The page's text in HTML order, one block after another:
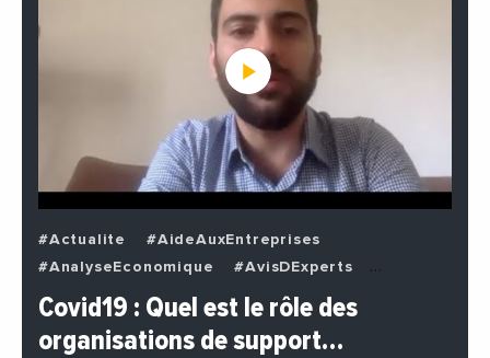
#Actualite
#AideAuxEntreprises
#AnalyseEconomique
#AvisDExperts
#BuzzNews
#Decideurs
#EchangesMediterraneens
#Economie
#EnDirectDe
#Entreprises
#Institutions
Covid19 : Quel est le rôle des
organisations de support…